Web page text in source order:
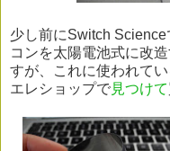
少し前にSwitch Science
コンを太陽電池式に改
すが、これに使われて
エレショップで見つけて